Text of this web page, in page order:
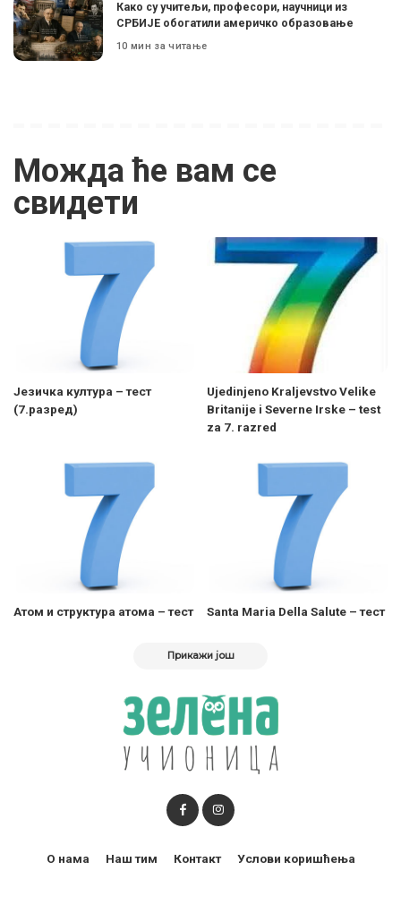
Како су учитељи, професори, научници из
СРБИЈЕ обогатили америчко образовање
10 мин за читање
Можда ће вам се
свидети
Језичка култура – тест
(7.разред)
Ujedinjeno Kraljevstvo Velike
Britanije i Severne Irske – test
za 7. razred
Атом и структура атома – тест Santa Maria Della Salute – тест
Прикажи још
О нама Наш тим Контакт Услови коришћења